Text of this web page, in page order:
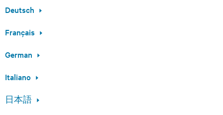
Deutsch
Français
German
Italiano
日本語